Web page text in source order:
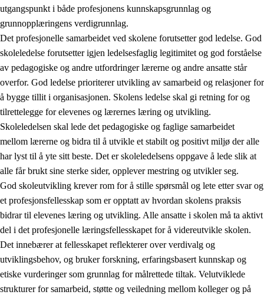
utgangspunkt i både profesjonens kunnskapsgrunnlag og
grunnopplæringens verdigrunnlag.
Det profesjonelle samarbeidet ved skolene forutsetter god ledelse. God
skoleledelse forutsetter igjen ledelsesfaglig legitimitet og god forståelse
av pedagogiske og andre utfordringer lærerne og andre ansatte står
overfor. God ledelse prioriterer utvikling av samarbeid og relasjoner for
å bygge tillit i organisasjonen. Skolens ledelse skal gi retning for og
tilrettelegge for elevenes og lærernes læring og utvikling.
Skoleledelsen skal lede det pedagogiske og faglige samarbeidet
mellom lærerne og bidra til å utvikle et stabilt og positivt miljø der alle
har lyst til å yte sitt beste. Det er skoleledelsens oppgave å lede slik at
alle får brukt sine sterke sider, opplever mestring og utvikler seg.
God skoleutvikling krever rom for å stille spørsmål og lete etter svar og
et profesjonsfellesskap som er opptatt av hvordan skolens praksis
bidrar til elevenes læring og utvikling. Alle ansatte i skolen må ta aktivt
del i det profesjonelle læringsfellesskapet for å videreutvikle skolen.
Det innebærer at fellesskapet reflekterer over verdivalg og
utviklingsbehov, og bruker forskning, erfaringsbasert kunnskap og
etiske vurderinger som grunnlag for målrettede tiltak. Velutviklede
strukturer for samarbeid, støtte og veiledning mellom kolleger og på